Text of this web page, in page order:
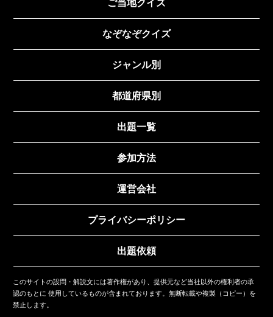
ご当地クイズ
なぞなぞクイズ
ジャンル別
都道府県別
出題一覧
参加方法
運営会社
プライバシーポリシー
出題依頼
このサイトの設問・解説文には著作権があり、提供元など当社以外の権利者の承
認のもとに 使用しているものが含まれております。無断転載や複製（コピー）を
禁止します。